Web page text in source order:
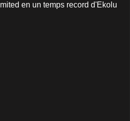
en un temps record d'Ekolu